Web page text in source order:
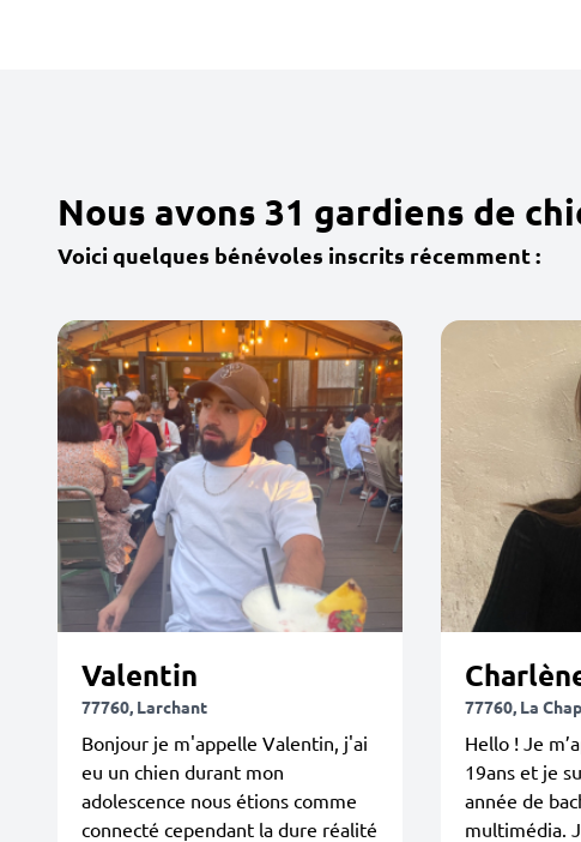
Nous avons 31 gardiens de
Voici quelques bénévoles inscrits récemment :
Valentin
77760, Larchant
Bonjour je m'appelle Valentin, j'ai
eu un chien durant mon
adolescence nous étions comme
connecté cependant la dure réalité
77760, La
Hello ! Je
19ans et je
année de
multimédia.